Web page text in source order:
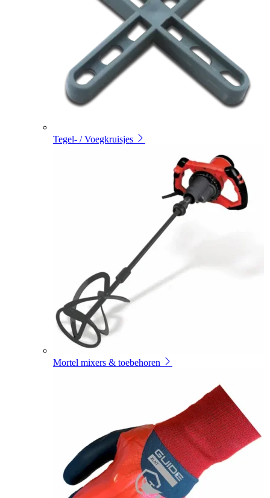
Tegel- / Voegkruisjes
Mortel mixers & toebehoren